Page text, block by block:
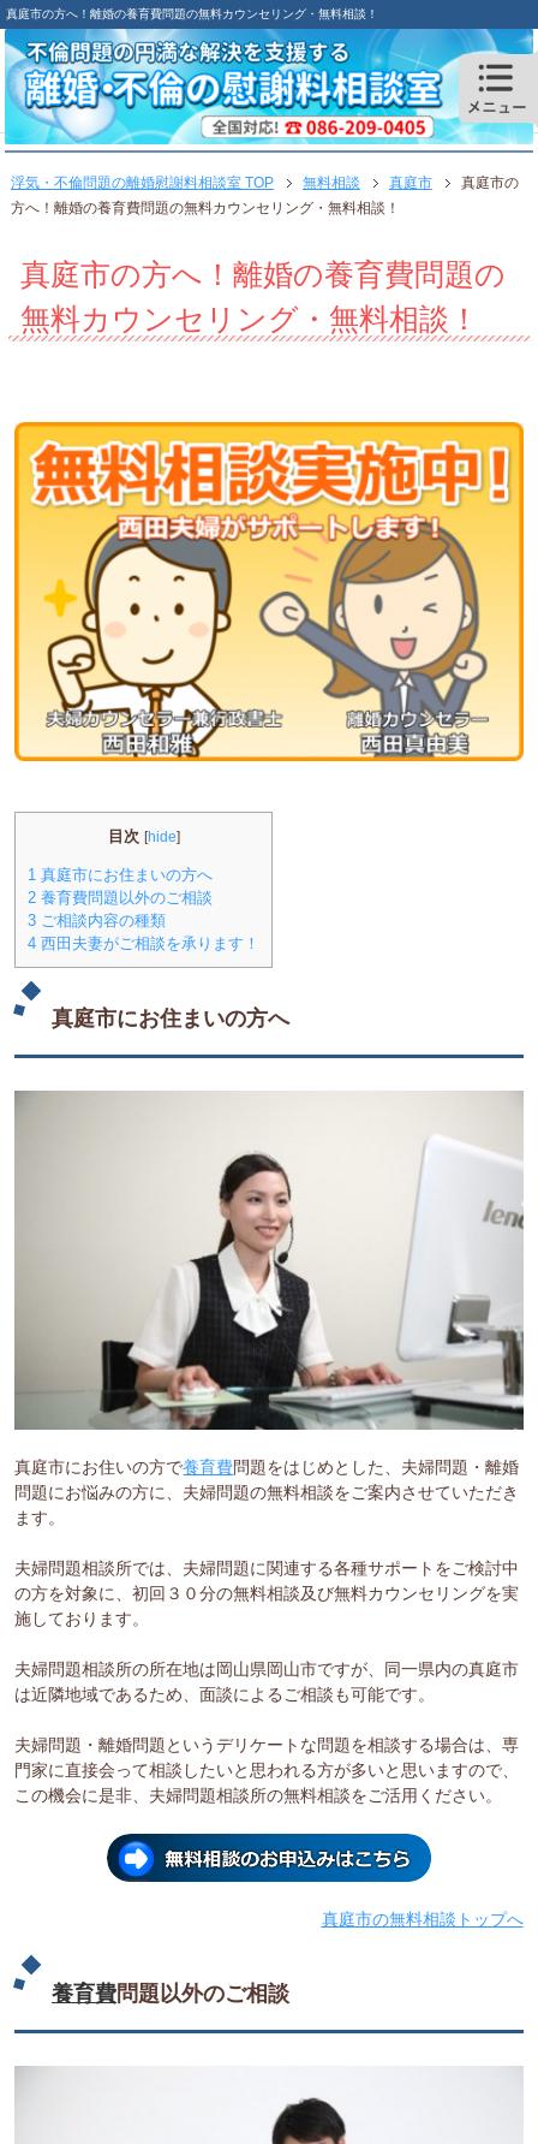
真庭市の方へ！離婚の養育費問題の無料カウンセリング・無料相談！
浮気・不倫問題の離婚慰謝料相談室 TOP 無料相談 真庭市
真庭市の
方へ！離婚の養育費問題の無料カウンセリング・無料相談！
真庭市の方へ！離婚の養育費問題の
無料カウンセリング・無料相談！
目次 [hide]
1 真庭市にお住まいの方へ
2 養育費問題以外のご相談
3 ご相談内容の種類
4 西田夫妻がご相談を承ります！
真庭市にお住まいの方へ
真庭市にお住いの方で養育費問題をはじめとした、夫婦問題・離婚
問題にお悩みの方に、夫婦問題の無料相談をご案内させていただき
ます。
夫婦問題相談所では、夫婦問題に関連する各種サポートをご検討中
の方を対象に、初回３０分の無料相談及び無料カウンセリングを実
施しております。
夫婦問題相談所の所在地は岡山県岡山市ですが、同一県内の真庭市
は近隣地域であるため、面談によるご相談も可能です。
夫婦問題・離婚問題というデリケートな問題を相談する場合は、専
門家に直接会って相談したいと思われる方が多いと思いますので、
この機会に是非、夫婦問題相談所の無料相談をご活用ください。
真庭市の無料相談トップへ
養育費問題以外のご相談